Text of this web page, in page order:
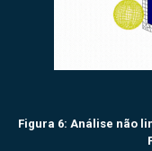
Figura 6: Análise não